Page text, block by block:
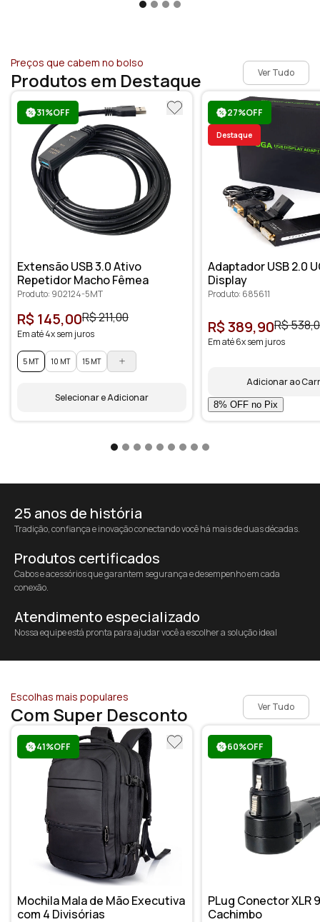
Preços que cabem no bolso
Produtos em Destaque Ver Tudo
31%OFF
Extensão USB 3.0 Ativo
Repetidor Macho Fêmea
Produto: 902124-5MT
R$ 145,00R$ 211,00
Em até 4x sem juros
5 MT 10 MT 15 MT
Selecionar e Adicionar
27%OFF
Destaque
Adaptador USB 2.0
Display
Produto: 685611
R$ 389,90R$
Em até 6x sem juros
Adicionar ao
25 anos de história
Tradição, confiança e inovação conectando você há mais de duas décadas.
Produtos certificados
Cabos e acessórios que garantem segurança e desempenho em cada
conexão.
Atendimento especializado
Nossa equipe está pronta para ajudar você a escolher a solução ideal
Escolhas mais populares
Com Super Desconto Ver Tudo
41%OFF
Mochila Mala de Mão Executiva
com 4 Divisórias
60%OFF
PLug Conector XLR
Cachimbo